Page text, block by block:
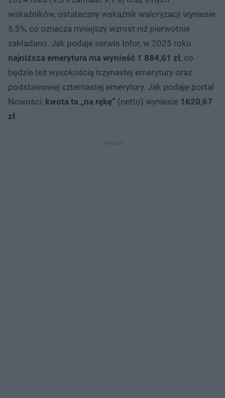
wskaźników, ostateczny wskaźnik waloryzacji wyniesie
5,5%, co oznacza mniejszy wzrost niż pierwotnie
zakładano. Jak podaje serwis Infor, w 2025 roku
najniższa emerytura ma wynieść 1 884,61 zł, co
będzie też wysokością trzynastej emerytury oraz
podstawowej czternastej emerytury. Jak podaje portal
Nowości, kwota ta „na rękę” (netto) wyniesie 1620,67
zł.